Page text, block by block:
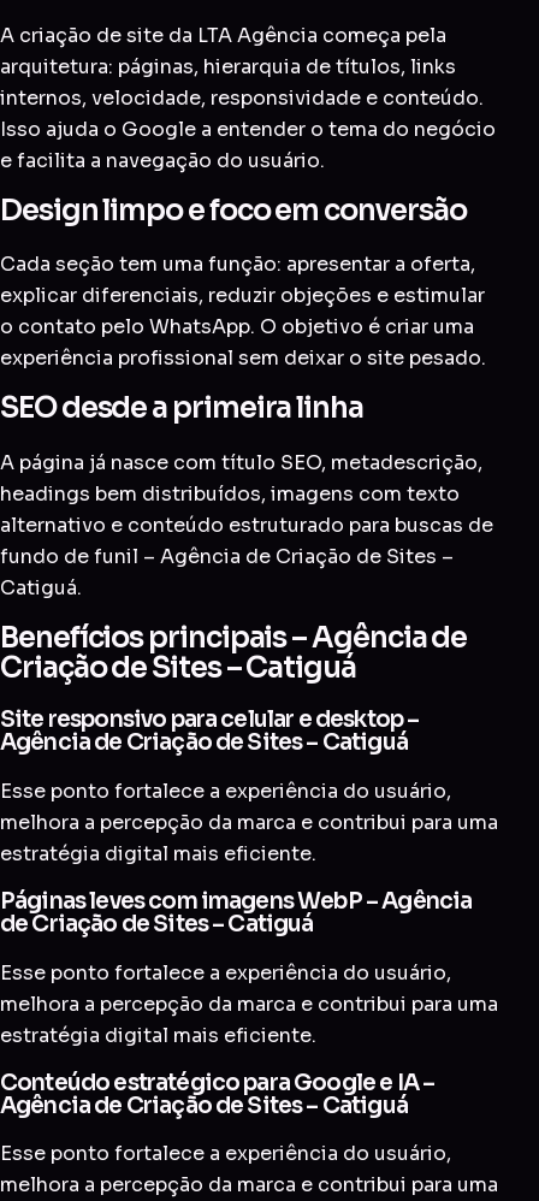
A criação de site da LTA Agência começa pela
arquitetura: páginas, hierarquia de títulos, links
internos, velocidade, responsividade e conteúdo.
Isso ajuda o Google a entender o tema do negócio
e facilita a navegação do usuário.
Design limpo e foco em conversão
Cada seção tem uma função: apresentar a oferta,
explicar diferenciais, reduzir objeções e estimular
o contato pelo WhatsApp. O objetivo é criar uma
experiência profissional sem deixar o site pesado.
SEO desde a primeira linha
A página já nasce com título SEO, metadescrição,
headings bem distribuídos, imagens com texto
alternativo e conteúdo estruturado para buscas de
fundo de funil – Agência de Criação de Sites –
Catiguá.
Benefícios principais – Agência de
Criação de Sites – Catiguá
Site responsivo para celular e desktop –
Agência de Criação de Sites – Catiguá
Esse ponto fortalece a experiência do usuário,
melhora a percepção da marca e contribui para uma
estratégia digital mais eficiente.
Páginas leves com imagens WebP – Agência
de Criação de Sites – Catiguá
Esse ponto fortalece a experiência do usuário,
melhora a percepção da marca e contribui para uma
estratégia digital mais eficiente.
Conteúdo estratégico para Google e IA –
Agência de Criação de Sites – Catiguá
Esse ponto fortalece a experiência do usuário,
melhora a percepção da marca e contribui para uma